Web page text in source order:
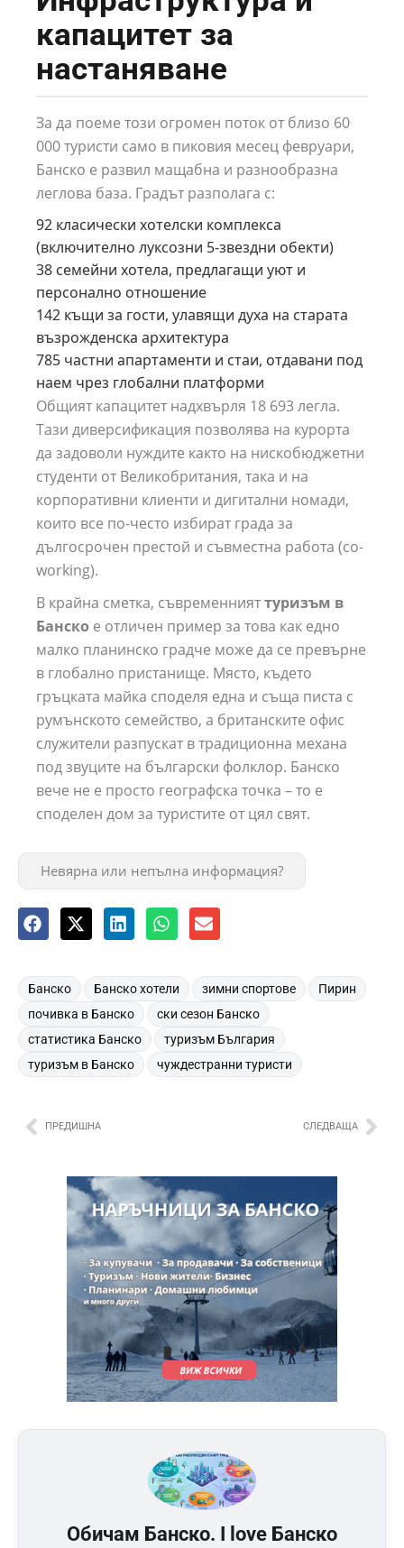
капацитет за
настаняване
За да поеме този огромен поток от близо 60
000 туристи само в пиковия месец февруари,
Банско е развил мащабна и разнообразна
леглова база. Градът разполага с:
92 класически хотелски комплекса
(включително луксозни 5-звездни обекти)
38 семейни хотела, предлагащи уют и
персонално отношение
142 къщи за гости, улавящи духа на старата
възрожденска архитектура
785 частни апартаменти и стаи, отдавани под
наем чрез глобални платформи
Общият капацитет надхвърля 18 693 легла.
Тази диверсификация позволява на курорта
да задоволи нуждите както на нискобюджетни
студенти от Великобритания, така и на
корпоративни клиенти и дигитални номади,
които все по-често избират града за
дългосрочен престой и съвместна работа (co-
working).
В крайна сметка, съвременнияттуризъм в
Банско е отличен пример за това как едно
малко планинско градче може да се превърне
в глобално пристанище. Място, където
гръцката майка споделя една и съща писта с
румънското семейство, а британските офис
служители разпускат в традиционна механа
под звуците на български фолклор. Банско
вече не е просто географска точка – то е
споделен дом за туристите от цял свят.
Невярна или непълна информация?
Банско Банско хотели зимни спортове Пирин
почивка в Банско ски сезон Банско
статистика Банско туризъм България
туризъм в Банско чуждестранни туристи
ПРЕДИШНА СЛЕДВАЩА
Обичам Банско. I love Банско